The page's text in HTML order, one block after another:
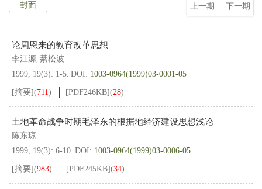
上一期 下一期
封面
论周恩来的教育改革思想
李江源, 綦松波
1999, 19(3): 1-5. DOI: 1003-0964(1999)03-0001-05
[摘要](711) [PDF246KB](28)
土地革命战争时期毛泽东的根据地经济建设思想浅论
陈东琼
1999, 19(3): 6-10. DOI: 1003-0964(1999)03-0006-05
[摘要](983) [PDF245KB](34)